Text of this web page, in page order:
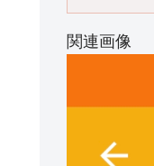
関連画像